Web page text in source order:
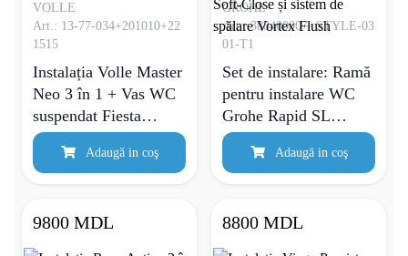
VOLLE
Art.: 13-77-034+201010+22
1515
Instalația Volle Master
Neo 3 în 1 + Vas WC
suspendat Fiesta
Rimless + Rezervor de
toaletă + Placă de
fonică
Adaugă in coş
GROHE
Art.: 38840000 + STYLE-03
01-T1
Set de instalare: Ramă
pentru instalare WC
Grohe Rapid SL
38840000, cu clapeta
actionare inclusa + Vas
0301-T1
530х365х370mm cu
Adaugă in coş
9800 MDL 8800 MDL